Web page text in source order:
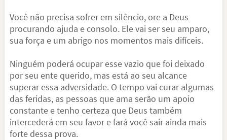
Você não precisa sofrer em silêncio, ore a Deus
procurando ajuda e consolo. Ele vai ser seu amparo,
sua força e um abrigo nos momentos mais difíceis.
Ninguém poderá ocupar esse vazio que foi deixado
por seu ente querido, mas está ao seu alcance
superar essa adversidade. O tempo vai curar algumas
das feridas, as pessoas que ama serão um apoio
constante e tenho certeza que Deus também
intercederá em seu favor e fará você sair ainda mais
forte dessa prova.